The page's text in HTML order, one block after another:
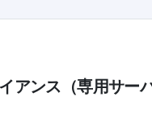
アンス（専用サー